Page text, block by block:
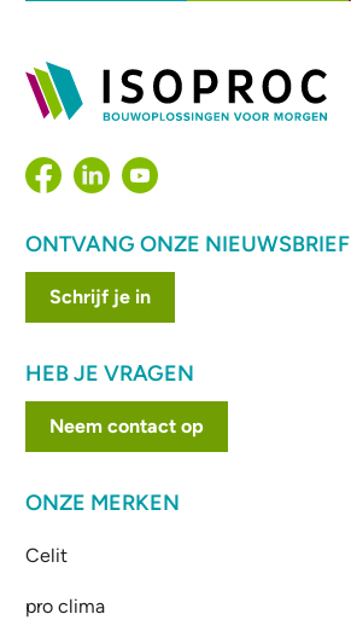
ONTVANG ONZE NIEUWSBRIEF
Schrijf je in
HEB JE VRAGEN
Neem contact op
ONZE MERKEN
Celit
pro clima